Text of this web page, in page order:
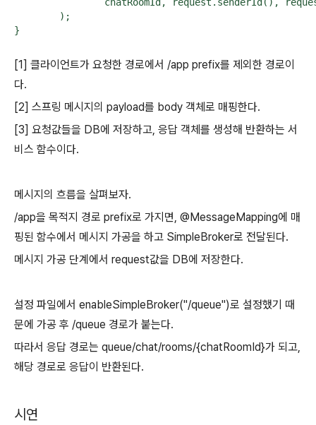
}
[1] 클라이언트가 요청한 경로에서 /app prefix를 제외한 경로이
다.
[2] 스프링 메시지의 payload를 body 객체로 매핑한다.
[3] 요청값들을 DB에 저장하고, 응답 객체를 생성해 반환하는 서
비스 함수이다.
메시지의 흐름을 살펴보자.
/app을 목적지 경로 prefix로 가지면, @MessageMapping에 매
핑된 함수에서 메시지 가공을 하고 SimpleBroker로 전달된다.
메시지 가공 단계에서 request값을 DB에 저장한다.
설정 파일에서 enableSimpleBroker("/queue")로 설정했기 때
문에 가공 후 /queue 경로가 붙는다.
따라서 응답 경로는 queue/chat/rooms/{chatRoomId}가 되고,
해당 경로로 응답이 반환된다.
시연